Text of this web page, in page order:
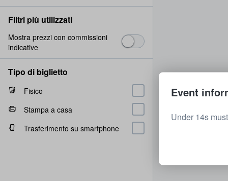
Filtri più utilizzati
Mostra prezzi con commissioni
indicative
Tipo di biglietto
Fisico
Stampa a casa
Trasferimento su smartphone
Event
Under 14s